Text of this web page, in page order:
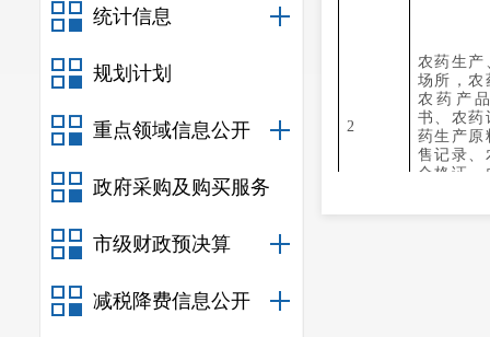
统计信息
规划计划
重点领域信息公开
政府采购及购买服务
市级财政预决算
减税降费信息公开
2
农药生产
场所，农
农药产
书、农药
药生产原
售记录、
合格证、